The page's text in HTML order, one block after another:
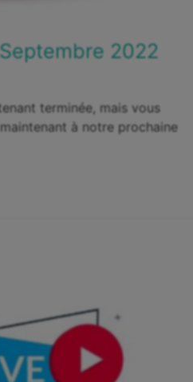
2022
terminée, mais vous
à notre prochaine